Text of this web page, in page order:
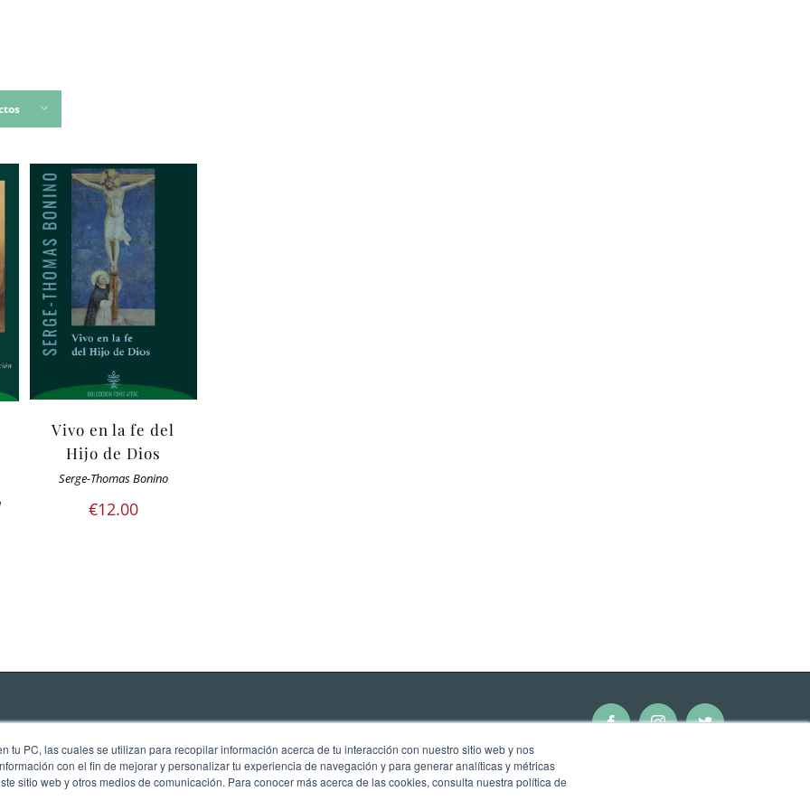
tu PC, las cuales se utilizan para recopilar información acerca de tu interacción con nuestro sitio web y nos
con el fin de mejorar y personalizar tu experiencia de navegación y para generar analíticas y métricas
sitio web y otros medios de comunicación. Para conocer más acerca de las cookies, consulta nuestra política de
Vivo en la fe del
Hijo de Dios
Serge-Thomas Bonino
€12.00
FacebookInstagramTwitter